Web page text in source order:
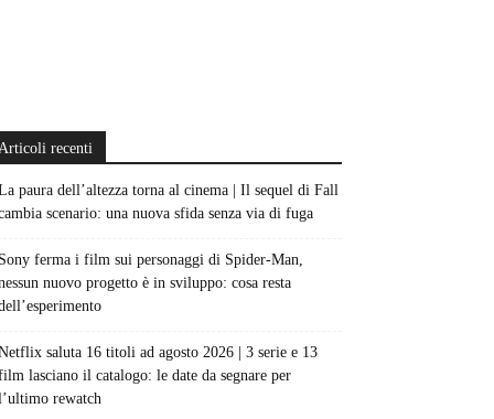
recenti
paura dell’altezza torna al cinema | Il sequel di Fall
scenario: una nuova sfida senza via di fuga
ferma i film sui personaggi di Spider-Man,
nuovo progetto è in sviluppo: cosa resta
saluta 16 titoli ad agosto 2026 | 3 serie e 13
lasciano il catalogo: le date da segnare per
rewatch